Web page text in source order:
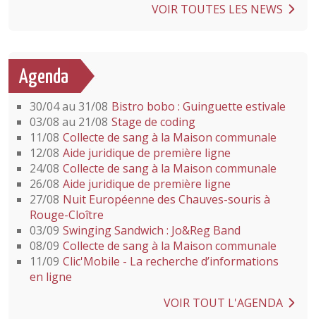
VOIR TOUTES LES NEWS
Agenda
30/04 au 31/08 Bistro bobo : Guinguette estivale
03/08 au 21/08 Stage de coding
11/08 Collecte de sang à la Maison communale
12/08 Aide juridique de première ligne
24/08 Collecte de sang à la Maison communale
26/08 Aide juridique de première ligne
27/08 Nuit Européenne des Chauves-souris à
Rouge-Cloître
03/09 Swinging Sandwich : Jo&Reg Band
08/09 Collecte de sang à la Maison communale
11/09 Clic'Mobile - La recherche d’informations
en ligne
VOIR TOUT L'AGENDA